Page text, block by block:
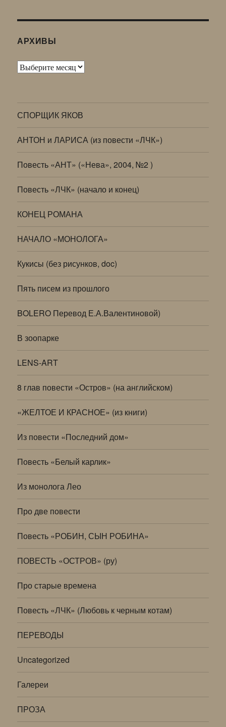
АРХИВЫ
Архивы
СПОРЩИК ЯКОВ
АНТОН и ЛАРИСА (из повести «ЛЧК»)
Повесть «АНТ» («Нева», 2004, №2 )
Повесть «ЛЧК» (начало и конец)
КОНЕЦ РОМАНА
НАЧАЛО «МОНОЛОГА»
Кукисы (без рисунков, doc)
Пять писем из прошлого
BOLERO Перевод Е.А.Валентиновой)
В зоопарке
LENS-ART
8 глав повести «Остров» (на английском)
«ЖЕЛТОЕ И КРАСНОЕ» (из книги)
Из повести «Последний дом»
Повесть «Белый карлик»
Из монолога Лео
Про две повести
Повесть «РОБИН, СЫН РОБИНА»
ПОВЕСТЬ «ОСТРОВ» (ру)
Про старые времена
Повесть «ЛЧК» (Любовь к черным котам)
ПЕРЕВОДЫ
Uncategorized
Галереи
ПРОЗА